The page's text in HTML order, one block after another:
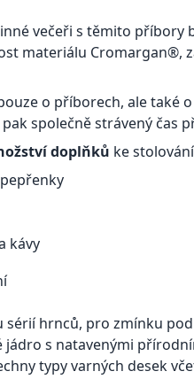
večeři s těmito příbory
materiálu Cromargan®,
o příborech, ale také
společně strávený čas
doplňků ke
kávy
sérií hrnců, pro zmínku
jádro s natavenými
typy varných desek